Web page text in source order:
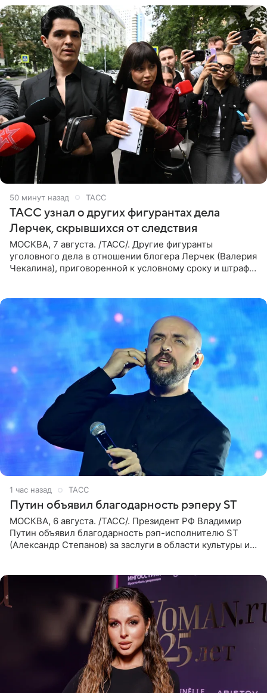
50 минут назад ТАСС
ТАСС узнал о других фигурантах дела
Лерчек, скрывшихся от следствия
МОСКВА, 7 августа. /ТАСС/. Другие фигуранты
уголовного дела в отношении блогера Лерчек (Валерия
Чекалина), приговоренной к условному сроку и штрафу,
1 час назад ТАСС
Путин объявил благодарность рэперу ST
МОСКВА, 6 августа. /ТАСС/. Президент РФ Владимир
Путин объявил благодарность рэп-исполнителю ST
(Александр Степанов) за заслуги в области культуры и